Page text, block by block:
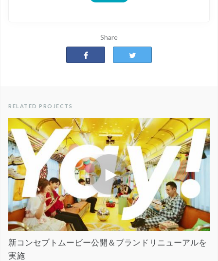
Share
RELATED PROJECTS
新コンセプトムービー公開＆ブランドリニューアルを
実施